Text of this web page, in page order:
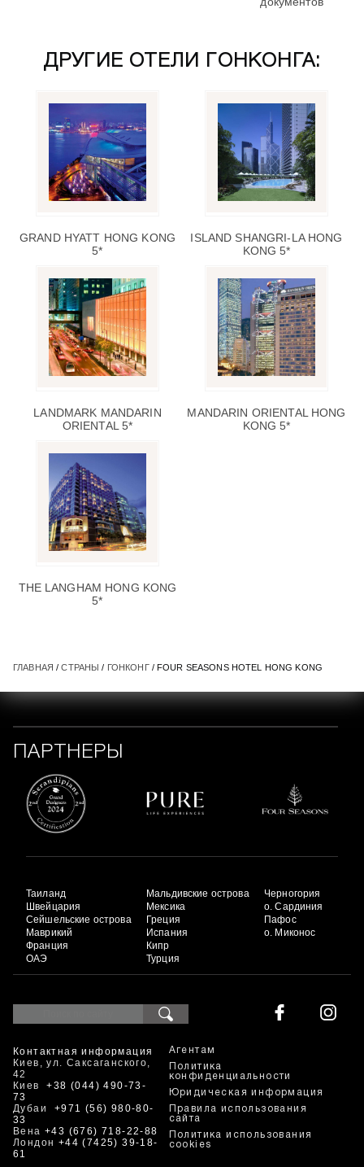
ДРУГИЕ ОТЕЛИ ГОНКОНГА:
GRAND HYATT HONG KONG
5*
ISLAND SHANGRI-LA HONG
KONG 5*
LANDMARK MANDARIN
ORIENTAL 5*
MANDARIN ORIENTAL HONG
KONG 5*
THE LANGHAM HONG KONG
5*
ГЛАВНАЯ /СТРАНЫ / ГОНКОНГ/ FOUR SEASONS HOTEL HONG KONG
ПАРТНЕРЫ
Таиланд
Швейцария
Сейшельские острова
Маврикий
Франция
ОАЭ
Мальдивские острова
Мексика
Греция
Испания
Кипр
Турция
Черногория
о. Сардиния
Пафос
о. Миконос
Контактная информация
Киев, ул. Саксаганского,
42
Киев+38 (044) 490-73-
73
Дубаи +971 (56) 980-80-
33
Вена +43 (676) 718-22-88
Лондон +44 (7425) 39-18-
61
Агентам
Политика
конфиденциальности
Юридическая информация
Правила использования
сайта
Политика использования
cookies